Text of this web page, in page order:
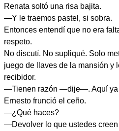
Renata soltó una risa bajita.
—Y le traemos pastel, si sobra.
Entonces entendí que no era
respeto.
No discutí. No supliqué. Solo
juego de llaves de la mansión y
recibidor.
—Tienen razón —dije—. Aquí ya
Ernesto frunció el ceño.
—¿Qué haces?
—Devolver lo que ustedes creen